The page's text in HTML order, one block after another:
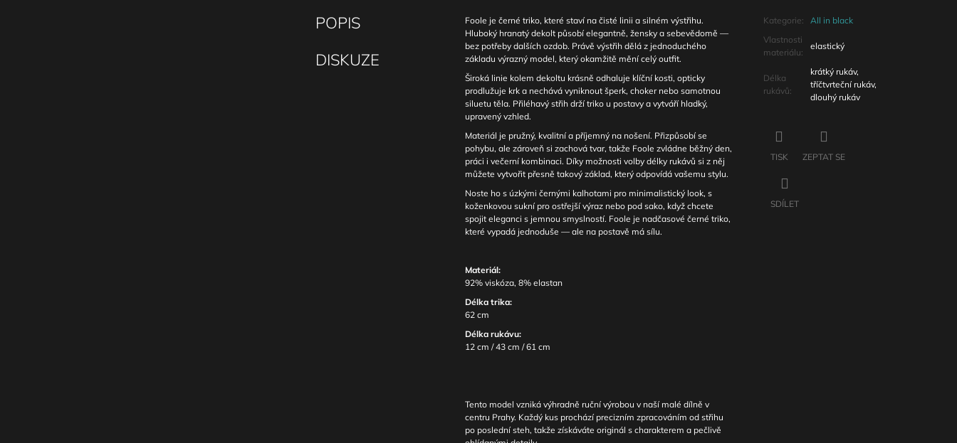
POPIS
DISKUZE
Foole je černé triko, které staví na čisté linii a silném výstřihu.
Hluboký hranatý dekolt působí elegantně, žensky a sebevědomě —
bez potřeby dalších ozdob. Právě výstřih dělá z jednoduchého
základu výrazný model, který okamžitě mění celý outfit.
Široká linie kolem dekoltu krásně odhaluje klíční kosti, opticky
prodlužuje krk a nechává vyniknout šperk, choker nebo samotnou
siluetu těla. Přiléhavý střih drží triko u postavy a vytváří hladký,
upravený vzhled.
Materiál je pružný, kvalitní a příjemný na nošení. Přizpůsobí se
pohybu, ale zároveň si zachová tvar, takže Foole zvládne běžný den,
práci i večerní kombinaci. Díky možnosti volby délky rukávů si z něj
můžete vytvořit přesně takový základ, který odpovídá vašemu stylu.
Noste ho s úzkými černými kalhotami pro minimalistický look, s
koženkovou sukní pro ostřejší výraz nebo pod sako, když chcete
spojit eleganci s jemnou smyslností. Foole je nadčasové černé triko,
které vypadá jednoduše — ale na postavě má sílu.
Materiál:
92% viskóza, 8% elastan
Délka trika:
62 cm
Délka rukávu:
12 cm / 43 cm / 61 cm
Tento model vzniká výhradně ruční výrobou v naší malé dílně v
centru Prahy. Každý kus prochází precizním zpracováním od střihu
po poslední steh, takže získáváte originál s charakterem a pečlivě
Kategorie:
All in black
Vlastnosti
materiálu:
elastický
Délka
rukávů:
krátký rukáv,
tříčtvrteční rukáv,
dlouhý rukáv
TISK ZEPTAT SE
SDÍLET